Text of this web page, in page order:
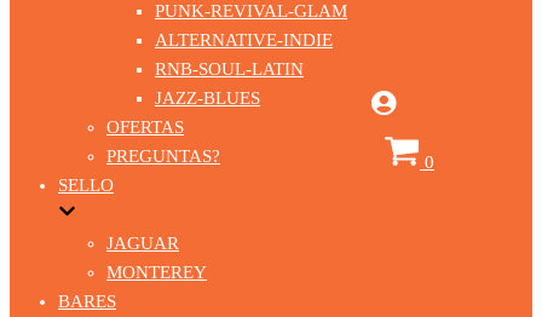
PUNK-REVIVAL-GLAM
ALTERNATIVE-INDIE
RNB-SOUL-LATIN
JAZZ-BLUES
OFERTAS
PREGUNTAS?
SELLO
JAGUAR
MONTEREY
BARES
0